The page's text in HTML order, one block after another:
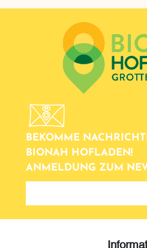
BEKOMME
BIONAH HOFLADEN!
ANMELDUNG ZUM
newsletter